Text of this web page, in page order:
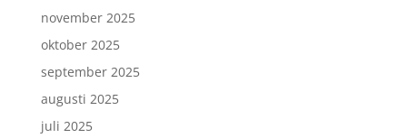
november 2025
oktober 2025
september 2025
augusti 2025
juli 2025